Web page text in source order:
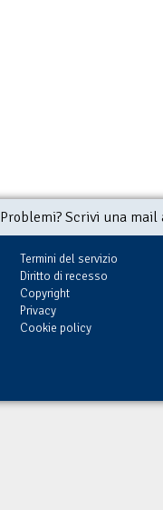
Problemi? Scrivi una
Termini del servizio
Diritto di recesso
Copyright
Privacy
Cookie policy